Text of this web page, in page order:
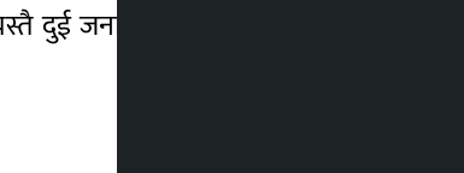
दुई जनालाई उपचारका लागि पाटन